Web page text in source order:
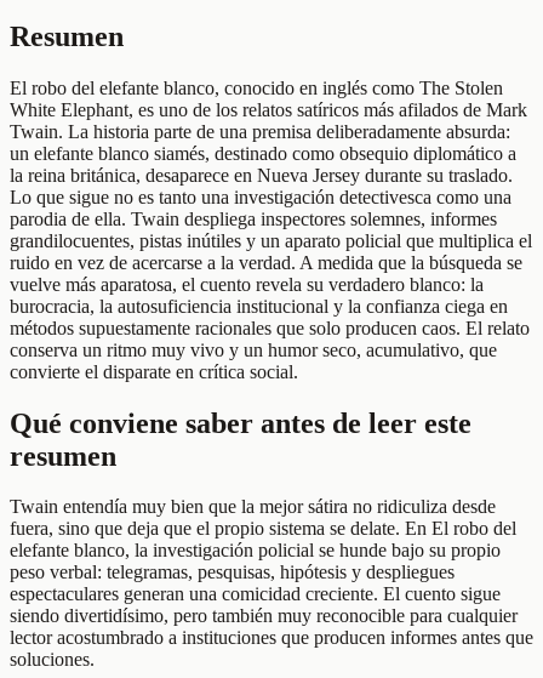
Resumen
El robo del elefante blanco, conocido en inglés como The Stolen
White Elephant, es uno de los relatos satíricos más afilados de Mark
Twain. La historia parte de una premisa deliberadamente absurda:
un elefante blanco siamés, destinado como obsequio diplomático a
la reina británica, desaparece en Nueva Jersey durante su traslado.
Lo que sigue no es tanto una investigación detectivesca como una
parodia de ella. Twain despliega inspectores solemnes, informes
grandilocuentes, pistas inútiles y un aparato policial que multiplica el
ruido en vez de acercarse a la verdad. A medida que la búsqueda se
vuelve más aparatosa, el cuento revela su verdadero blanco: la
burocracia, la autosuficiencia institucional y la confianza ciega en
métodos supuestamente racionales que solo producen caos. El relato
conserva un ritmo muy vivo y un humor seco, acumulativo, que
convierte el disparate en crítica social.
Qué conviene saber antes de leer este
resumen
Twain entendía muy bien que la mejor sátira no ridiculiza desde
fuera, sino que deja que el propio sistema se delate. En El robo del
elefante blanco, la investigación policial se hunde bajo su propio
peso verbal: telegramas, pesquisas, hipótesis y despliegues
espectaculares generan una comicidad creciente. El cuento sigue
siendo divertidísimo, pero también muy reconocible para cualquier
lector acostumbrado a instituciones que producen informes antes que
soluciones.